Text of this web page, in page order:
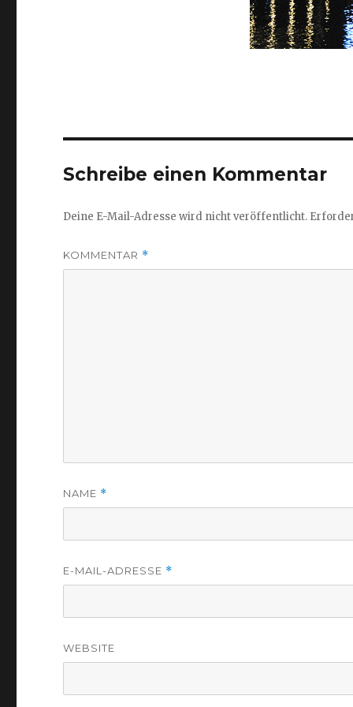
Schreibe einen Kommentar
Deine E-Mail-Adresse wird nicht veröffentlicht.
KOMMENTAR *
NAME *
E-MAIL-ADRESSE *
WEBSITE